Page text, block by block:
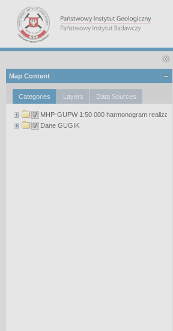
Map Content
Categories Layers Data Sources
MHP-GUPW 1:50 000 harmonogram realizacji
Dane GUGIK